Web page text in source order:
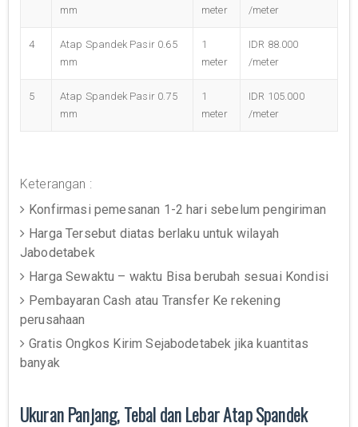
mm
meter
/meter
4
Atap Spandek Pasir 0.65
mm
1
meter
IDR 88.000
/meter
5
Atap Spandek Pasir 0.75
mm
1
meter
IDR 105.000
/meter
Keterangan :
Konfirmasi pemesanan 1-2 hari sebelum pengiriman
Harga Tersebut diatas berlaku untuk wilayah
Jabodetabek
Harga Sewaktu – waktu Bisa berubah sesuai Kondisi
Pembayaran Cash atau Transfer Ke rekening
perusahaan
Gratis Ongkos Kirim Sejabodetabek jika kuantitas
banyak
Ukuran Panjang, Tebal dan Lebar Atap Spandek